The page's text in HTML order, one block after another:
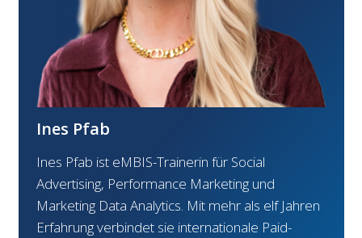
Ines Pfab
Ines Pfab ist eMBIS-Trainerin für Social
Advertising, Performance Marketing und
Marketing Data Analytics. Mit mehr als elf Jahren
Erfahrung verbindet sie internationale Paid-